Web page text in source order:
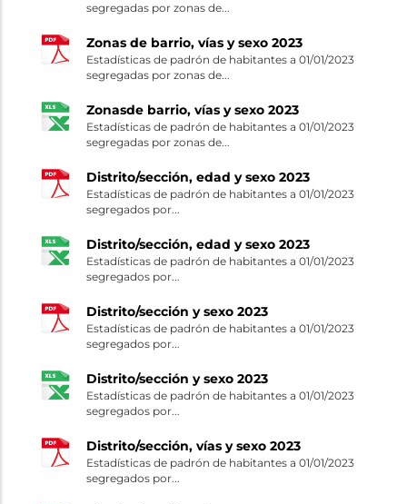
segregadas por zonas de...
Zonas de barrio, vías y sexo 2023
Estadísticas de padrón de habitantes a 01/01/2023
segregadas por zonas de...
Zonasde barrio, vías y sexo 2023
Estadísticas de padrón de habitantes a 01/01/2023
segregadas por zonas de...
Distrito/sección, edad y sexo 2023
Estadísticas de padrón de habitantes a 01/01/2023
segregados por...
Distrito/sección, edad y sexo 2023
Estadísticas de padrón de habitantes a 01/01/2023
segregados por...
Distrito/sección y sexo 2023
Estadísticas de padrón de habitantes a 01/01/2023
segregados por...
Distrito/sección y sexo 2023
Estadísticas de padrón de habitantes a 01/01/2023
segregados por...
Distrito/sección, vías y sexo 2023
Estadísticas de padrón de habitantes a 01/01/2023
segregados por...